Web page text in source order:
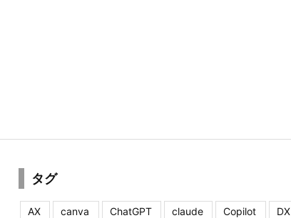
タグ
AX canva ChatGPT claude Copilot
DX